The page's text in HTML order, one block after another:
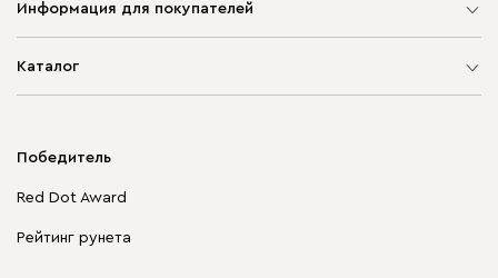
Информация для покупателей
Каталог
Корпусная мебель
Столы и стулья
Победитель
Red Dot Award
Рейтинг рунета